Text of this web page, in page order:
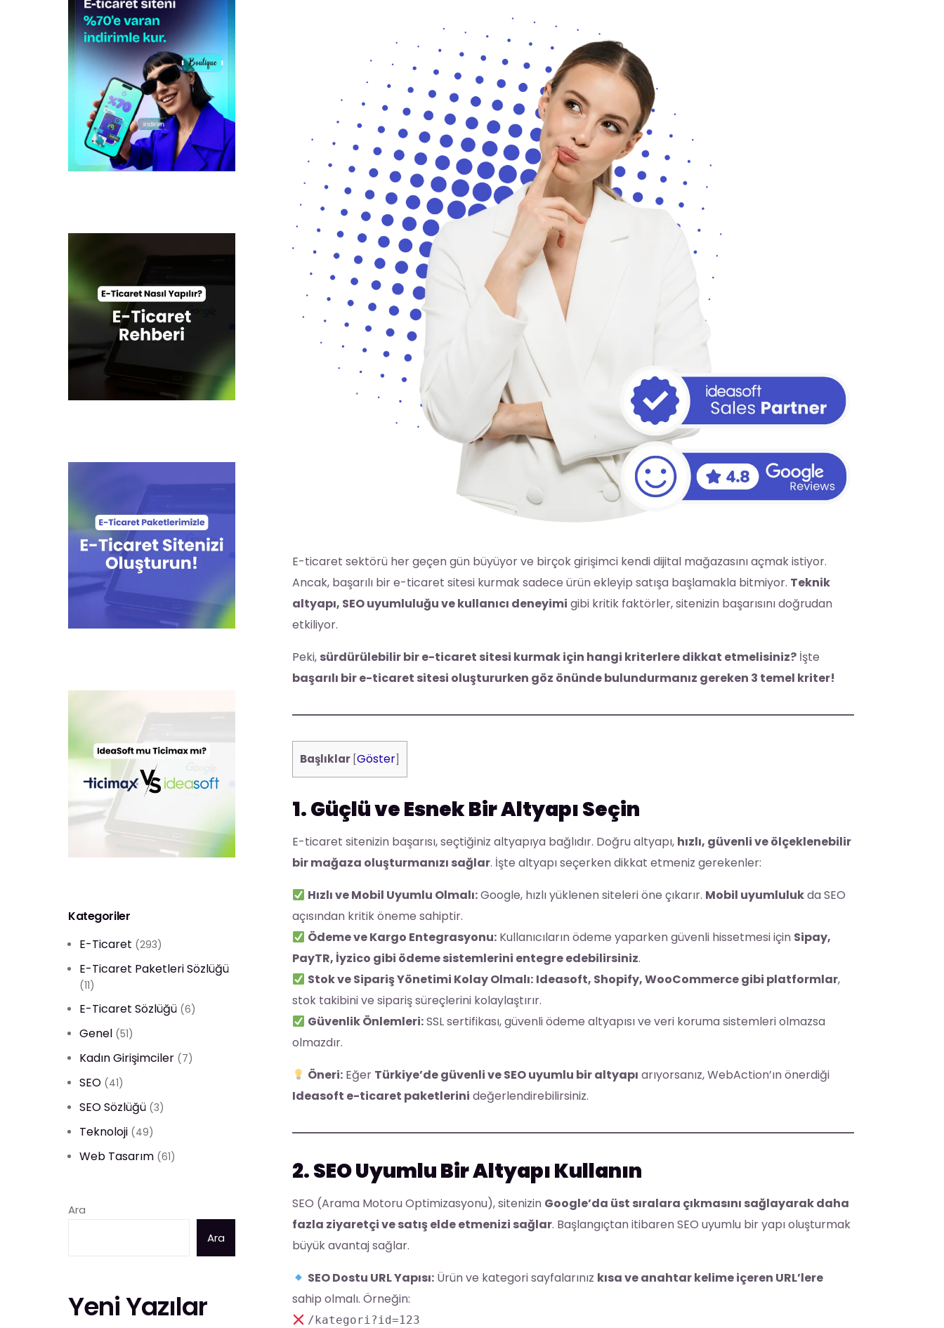
E-ticaret sektörü her geçen gün büyüyor ve birçok girişimci kendi dijital mağazasını açmak istiyor.
Ancak, başarılı bir e-ticaret sitesi kurmak sadece ürün ekleyip satışa başlamakla bitmiyor. Teknik
altyapı, SEO uyumluluğu ve kullanıcı deneyimi gibi kritik faktörler, sitenizin başarısını doğrudan
etkiliyor.
Peki, sürdürülebilir bir e-ticaret sitesi kurmak için hangi kriterlere dikkat etmelisiniz?İşte
başarılı bir e-ticaret sitesi oluştururken göz önünde bulundurmanız gereken 3 temel kriter!
Başlıklar [Göster]
1. Güçlü ve Esnek Bir Altyapı Seçin
E-ticaret sitenizin başarısı, seçtiğiniz altyapıya bağlıdır. Doğru altyapı, hızlı, güvenli ve ölçeklenebilir
bir mağaza oluşturmanızı sağlar. İşte altyapı seçerken dikkat etmeniz gerekenler:
Hızlı ve Mobil Uyumlu Olmalı:Google, hızlı yüklenen siteleri öne çıkarır. Mobil uyumlulukda SEO
açısından kritik öneme sahiptir.
Ödeme ve Kargo Entegrasyonu:Kullanıcıların ödeme yaparken güvenli hissetmesi için Sipay,
PayTR, İyzico gibi ödeme sistemlerini entegre edebilirsiniz.
Stok ve Sipariş Yönetimi Kolay Olmalı: Ideasoft, Shopify, WooCommerce gibi platformlar,
stok takibini ve sipariş süreçlerini kolaylaştırır.
Güvenlik Önlemleri:SSL sertifikası, güvenli ödeme altyapısı ve veri koruma sistemleri olmazsa
olmazdır.
Öneri:Eğer Türkiye’de güvenli ve SEO uyumlu bir altyapı arıyorsanız, WebAction’ın önerdiği
Ideasoft e-ticaret paketlerini değerlendirebilirsiniz.
2. SEO Uyumlu Bir Altyapı Kullanın
SEO (Arama Motoru Optimizasyonu), sitenizin Google’da üst sıralara çıkmasını sağlayarak daha
fazla ziyaretçi ve satış elde etmenizi sağlar. Başlangıçtan itibaren SEO uyumlu bir yapı oluşturmak
büyük avantaj sağlar.
SEO Dostu URL Yapısı:Ürün ve kategori sayfalarınız kısa ve anahtar kelime içeren URL’lere
sahip olmalı. Örneğin:
/kategori?id=123
Kategoriler
E-Ticaret (293)
E-Ticaret Paketleri Sözlüğü
(11)
E-Ticaret Sözlüğü (6)
Genel (51)
Kadın Girişimciler (7)
SEO (41)
SEO Sözlüğü (3)
Teknoloji (49)
Web Tasarım (61)
Ara
Ara
Yeni Yazılar